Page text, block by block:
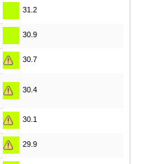
31.2
30.9
30.7
30.4
30.1
29.9